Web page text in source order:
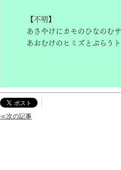
【不明】
あさやけにカモのひなのむ
あおむけのヒミズとぶらう
≪次の記事